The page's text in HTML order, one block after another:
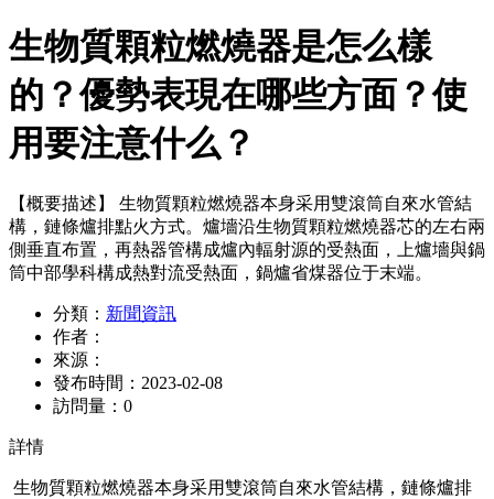
生物質顆粒燃燒器是怎么樣
的？優勢表現在哪些方面？使
用要注意什么？
【概要描述】
生物質顆粒燃燒器本身采用雙滾筒自來水管結
構，鏈條爐排點火方式。爐墻沿生物質顆粒燃燒器芯的左右兩
側垂直布置，再熱器管構成爐內輻射源的受熱面，上爐墻與鍋
筒中部學科構成熱對流受熱面，鍋爐省煤器位于末端。
分類： 新聞資訊
作者：
來源：
發布時間： 2023-02-08
訪問量： 0
詳情
生物質顆粒燃燒器本身采用雙滾筒自來水管結構，鏈條爐排